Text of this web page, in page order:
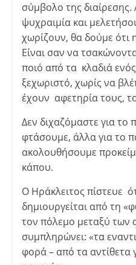
σύμβολο της
ψυχραιμία και
χωρίζουν, θα δούμε ότι
Είναι σαν να
ποιό από τα κλαδιά
ξεχωριστό, χωρίς να
έχουν αφετηρία τους,
Δεν διχαζόμαστε για το
φτάσουμε, άλλα για το
ακολουθήσουμε
κάπου.
Ο Ηράκλειτος πίστευε
δημιουργείται από τη
τον πόλεμο μεταξύ των
συμπληρώνει: «τα
φορά – από τα αντίθετα